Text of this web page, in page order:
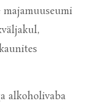
alkoholivaba